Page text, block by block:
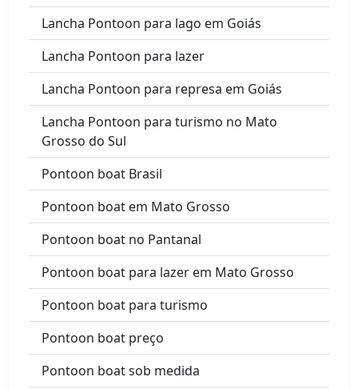
Lancha Pontoon para lago em Goiás
Lancha Pontoon para lazer
Lancha Pontoon para represa em Goiás
Lancha Pontoon para turismo no Mato
Grosso do Sul
Pontoon boat Brasil
Pontoon boat em Mato Grosso
Pontoon boat no Pantanal
Pontoon boat para lazer em Mato Grosso
Pontoon boat para turismo
Pontoon boat preço
Pontoon boat sob medida